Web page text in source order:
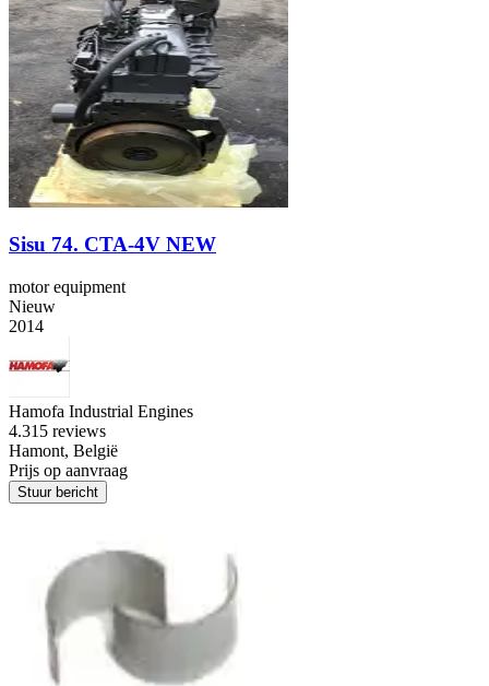
Sisu 74. CTA-4V NEW
motor equipment
Nieuw
2014
Hamofa Industrial Engines
4.315 reviews
Hamont, België
Prijs op aanvraag
Stuur bericht